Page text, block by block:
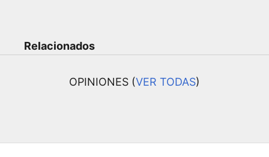
Relacionados
OPINIONES (VER TODAS)